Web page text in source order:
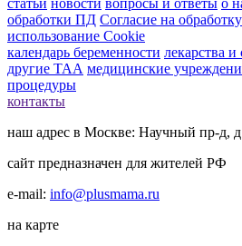
обработки ПД Согласие на
использование Cookie
календарь беременности лекарства и
другие ТАА медицинские
процедуры
контакты
наш адрес в Москве: Научный пр-д, д.
сайт предназначен для жителей РФ
e-mail: info@plusmama.ru
на карте